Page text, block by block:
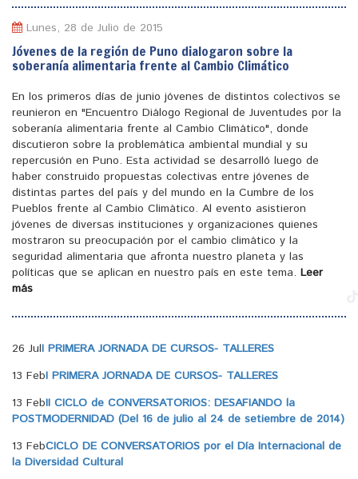
Lunes, 28 de Julio de 2015
Jóvenes de la región de Puno dialogaron sobre la
soberanía alimentaria frente al Cambio Climático
En los primeros días de junio jóvenes de distintos colectivos se
reunieron en "Encuentro Diálogo Regional de Juventudes por la
soberanía alimentaria frente al Cambio Climático", donde
discutieron sobre la problemática ambiental mundial y su
repercusión en Puno. Esta actividad se desarrolló luego de
haber construido propuestas colectivas entre jóvenes de
distintas partes del país y del mundo en la Cumbre de los
Pueblos frente al Cambio Climático. Al evento asistieron
jóvenes de diversas instituciones y organizaciones quienes
mostraron su preocupación por el cambio climático y la
seguridad alimentaria que afronta nuestro planeta y las
políticas que se aplican en nuestro país en este tema. Leer
más
26 JulI PRIMERA JORNADA DE CURSOS- TALLERES
13 FebI PRIMERA JORNADA DE CURSOS- TALLERES
13 FebII CICLO de CONVERSATORIOS: DESAFIANDO la
POSTMODERNIDAD (Del 16 de julio al 24 de setiembre de 2014)
13 FebCICLO DE CONVERSATORIOS por el Día Internacional de
la Diversidad Cultural